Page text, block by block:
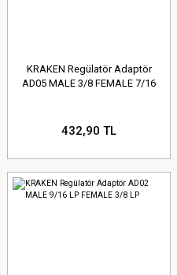
KRAKEN Regülatör Adaptör
AD05 MALE 3/8 FEMALE 7/16
432,90 TL